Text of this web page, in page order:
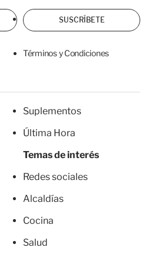
SUSCRÍBETE
Términos y Condiciones
Suplementos
Última Hora
Temas de interés
Redes sociales
Alcaldías
Cocina
Salud